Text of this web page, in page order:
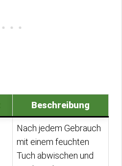
Beschreibung
Nach jedem Gebrauch
mit einem feuchten
Tuch abwischen und